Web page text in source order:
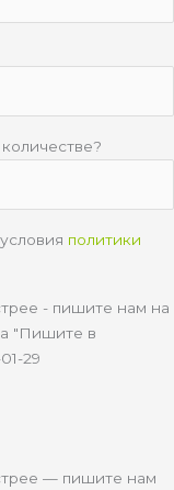
политики
- пишите нам на
"Пишите в
29
— пишите нам